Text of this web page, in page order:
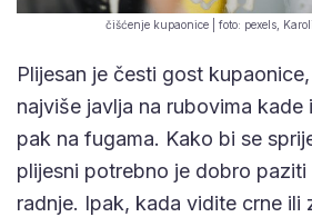
čišćenje kupaonice | foto: pexels,
Plijesan je česti gost
najviše javlja na rubovima kade
pak na fugama. Kako bi se
plijesni potrebno je dobro
radnje. Ipak, kada vidite crne ili